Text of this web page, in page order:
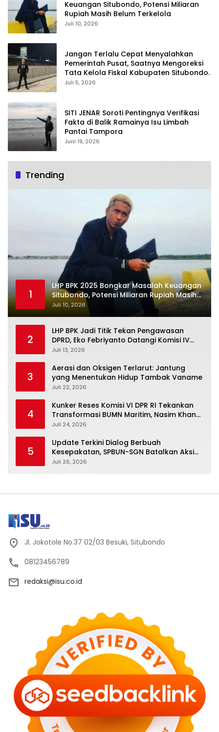
Keuangan Situbondo, Potensi Miliaran
Rupiah Masih Belum Terkelola
Juli 10, 2026
Jangan Terlalu Cepat Menyalahkan
Pemerintah Pusat, Saatnya Mengoreksi
Tata Kelola Fiskal Kabupaten Situbondo.
Juli 5, 2026
SITI JENAR Soroti Pentingnya Verifikasi
Fakta di Balik Ramainya Isu Limbah
Pantai Tampora
Juni 19, 2026
Trending
1
LHP BPK 2025 Bongkar Masalah Keuangan
Situbondo, Potensi Miliaran Rupiah Masih
Belum Terkelola
Juli 10, 2026
2
LHP BPK Jadi Titik Tekan Pengawasan
DPRD, Eko Febriyanto Datangi Komisi IV
dan Ajak Dewan Kembali Berpijak pada
Juli 13, 2026
3
Aerasi dan Oksigen Terlarut: Jantung
yang Menentukan Hidup Tambak Vaname
Juli 22, 2026
4
Kunker Reses Komisi VI DPR RI Tekankan
Transformasi BUMN Maritim, Nasim Khan
Kawal Penguatan Sektor Laut
Juli 24, 2026
5
Update Terkini Dialog Berbuah
Kesepakatan, SPBUN-SGN Batalkan Aksi
Nasional Setelah Holding Penuhi Sejumlah
Juli 26, 2026
Jl. Jokotole No.37 02/03 Besuki, Situbondo
08123456789
redaksi@isu.co.id